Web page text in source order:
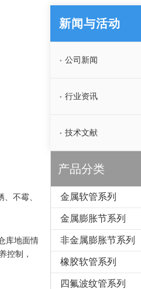
不霉、
库地面情
控制，
新闻与活动
公司新闻
行业资讯
技术文献
产品分类
金属软管系列
金属膨胀节系列
非金属膨胀节系列
橡胶软管系列
四氟波纹管系列